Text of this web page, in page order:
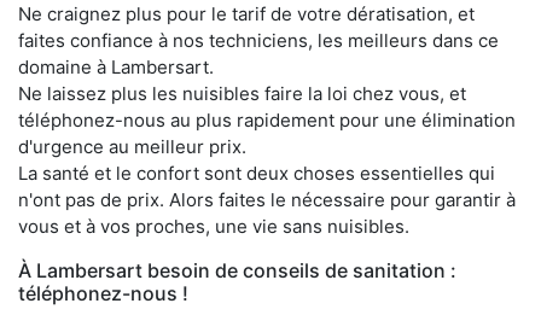
Ne craignez plus pour le tarif de votre dératisation, et
faites confiance à nos techniciens, les meilleurs dans ce
domaine à Lambersart.
Ne laissez plus les nuisibles faire la loi chez vous, et
téléphonez-nous au plus rapidement pour une élimination
d'urgence au meilleur prix.
La santé et le confort sont deux choses essentielles qui
n'ont pas de prix. Alors faites le nécessaire pour garantir à
vous et à vos proches, une vie sans nuisibles.
À Lambersart besoin de conseils de sanitation :
téléphonez-nous !